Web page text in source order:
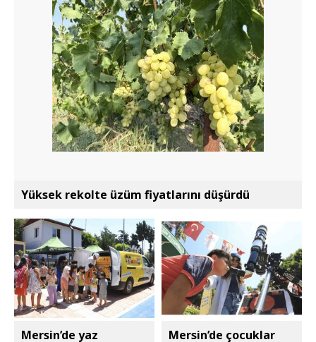
Yüksek rekolte üzüm fiyatlarını düşürdü
Mersin’de yaz
Mersin’de çocuklar